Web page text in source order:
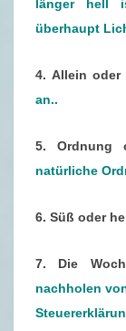
länger hell
überhaupt
4. Allein oder
an..
5. Ordnung
natürliche
6. Süß oder
7. Die
nachholen